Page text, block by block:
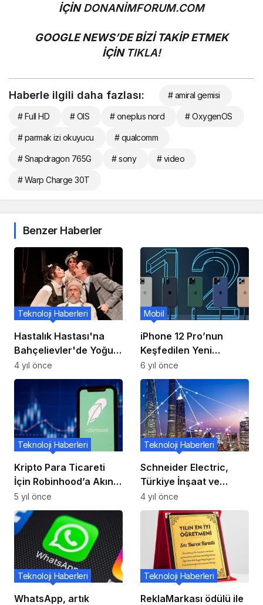
İÇİNDONANİMFORUM.COM
GOOGLE NEWS’DE BİZİ TAKİP ETMEK
İÇİN TIKLA!
Haberle ilgili daha fazlası: # amiral gemisi
# Full HD # OIS # oneplus nord # OxygenOS
# parmak izi okuyucu # qualcomm
# Snapdragon 765G # sony # video
# Warp Charge 30T
Benzer Haberler
Hastalık Hastası'na
Bahçelievler'de Yoğun
İlgi
Teknoloji Haberleri
4 yıl önce
iPhone 12 Pro’nun
Keşfedilen Yeni
Özelliği!
Mobil
6 yıl önce
Kripto Para Ticareti
İçin Robinhood’a Akın
Ediliyor!
Teknoloji Haberleri
5 yıl önce
Schneider Electric,
Türkiye İnşaat ve
Sanayi Sektörünün
Dijital Dönüşümüne
BIM4Turkey İle Güç
Katacak!
Teknoloji Haberleri
4 yıl önce
WhatsApp, artık
Teknoloji Haberleri
ReklaMarkası ödülü ile
Teknoloji Haberleri